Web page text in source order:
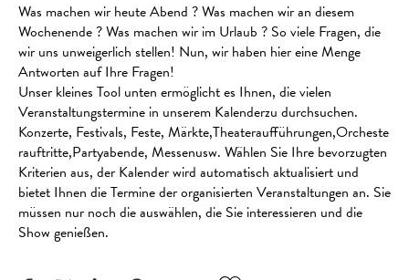
Was machen wir heute Abend ? Was machen wir an diesem
Wochenende ? Was machen wir im Urlaub ? So viele Fragen, die
wir uns unweigerlich stellen! Nun, wir haben hier eine Menge
Antworten auf Ihre Fragen!
Unser kleines Tool unten ermöglicht es Ihnen, die vielen
Veranstaltungstermine in unserem Kalenderzu durchsuchen.
Konzerte, Festivals, Feste, Märkte,Theateraufführungen,Orcheste
rauftritte,Partyabende, Messenusw. Wählen Sie Ihre bevorzugten
Kriterien aus, der Kalender wird automatisch aktualisiert und
bietet Ihnen die Termine der organisierten Veranstaltungen an. Sie
müssen nur noch die auswählen, die Sie interessieren und die
Show genießen.